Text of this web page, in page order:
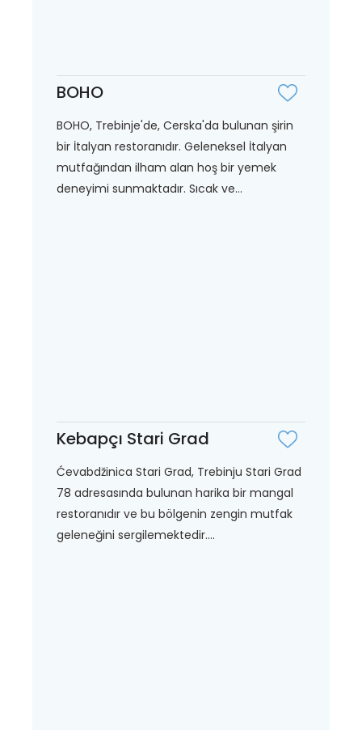
BOHO
BOHO, Trebinje'de, Cerska'da bulunan şirin
bir İtalyan restoranıdır. Geleneksel İtalyan
mutfağından ilham alan hoş bir yemek
deneyimi sunmaktadır. Sıcak ve...
Kebapçı Stari Grad
Ćevabdžinica Stari Grad, Trebinju Stari Grad
78 adresasında bulunan harika bir mangal
restoranıdır ve bu bölgenin zengin mutfak
geleneğini sergilemektedir....